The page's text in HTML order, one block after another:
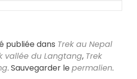
publiée dans Trek au Nepal
vallée du Langtang, Trek
. Sauvegarder le permalien.